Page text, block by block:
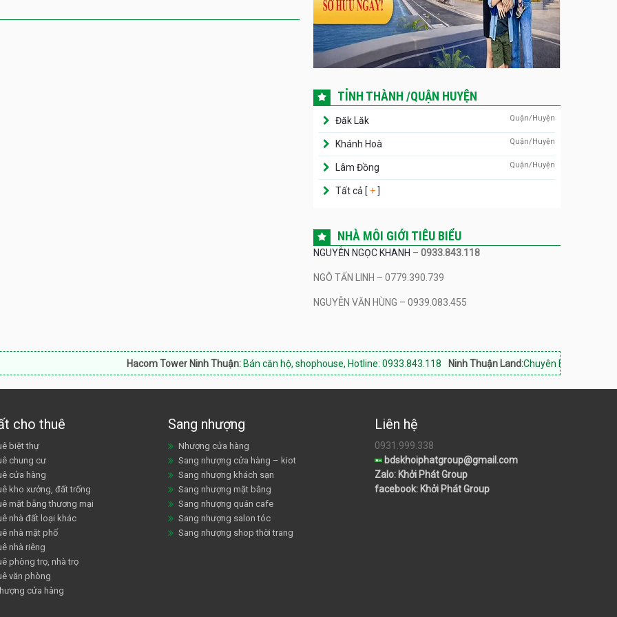
TỈNH THÀNH /QUẬN HUYỆN
Đăk Lăk Quận/Huyện
Khánh Hoà Quận/Huyện
Lâm Đồng Quận/Huyện
Tất cả [ +]
NHÀ MÔI GIỚI TIÊU BIỂU
NGUYỄN NGỌC KHANH –0933.843.118
NGÔ TẤN LINH – 0779.390.739
NGUYỄN VĂN HÙNG – 0939.083.455
Hacom Tower Ninh Thuận:Bán căn hộ, shophouse, Hotline: 0933.843.118 Ninh Thuận Land:Chuyên bất động sản Phan Rang
cho thuê
biệt thự
chung cư
cửa hàng
kho xưởng, đất trống
mặt bằng thương mại
nhà đất loại khác
nhà mặt phố
nhà riêng
phòng trọ, nhà trọ
văn phòng
cửa hàng
Sang nhượng
Nhượng cửa hàng
Sang nhượng cửa hàng – kiot
Sang nhượng khách sạn
Sang nhượng mặt bằng
Sang nhượng quán cafe
Sang nhượng salon tóc
Sang nhượng shop thời trang
Liên hệ
0931.999.338
bdskhoiphatgroup@gmail.com
Zalo: Khởi Phát Group
facebook: Khởi Phát Group